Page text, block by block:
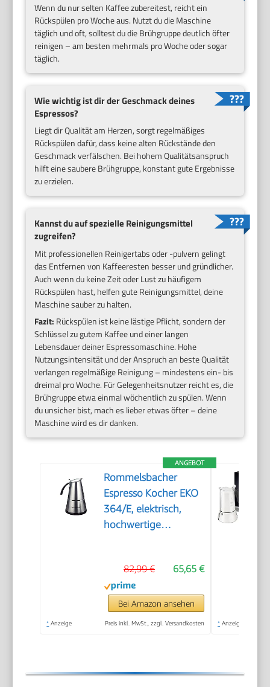
Wenn du nur selten Kaffee zubereitest, reicht ein
Rückspülen pro Woche aus. Nutzt du die Maschine
täglich und oft, solltest du die Brühgruppe deutlich öfter
reinigen – am besten mehrmals pro Woche oder sogar
täglich.
Wie wichtig ist dir der Geschmack deines
Espressos?
Liegt dir Qualität am Herzen, sorgt regelmäßiges
Rückspülen dafür, dass keine alten Rückstände den
Geschmack verfälschen. Bei hohem Qualitätsanspruch
hilft eine saubere Brühgruppe, konstant gute Ergebnisse
zu erzielen.
Kannst du auf spezielle Reinigungsmittel
zugreifen?
Mit professionellen Reinigertabs oder -pulvern gelingt
das Entfernen von Kaffeeresten besser und gründlicher.
Auch wenn du keine Zeit oder Lust zu häufigem
Rückspülen hast, helfen gute Reinigungsmittel, deine
Maschine sauber zu halten.
Fazit: Rückspülen ist keine lästige Pflicht, sondern der
Schlüssel zu gutem Kaffee und einer langen
Lebensdauer deiner Espressomaschine. Hohe
Nutzungsintensität und der Anspruch an beste Qualität
verlangen regelmäßige Reinigung – mindestens ein- bis
dreimal pro Woche. Für Gelegenheitsnutzer reicht es, die
Brühgruppe etwa einmal wöchentlich zu spülen. Wenn
du unsicher bist, mach es lieber etwas öfter – deine
Maschine wird es dir danken.
ANGEBOT
Rommelsbacher
Espresso Kocher EKO
364/E, elektrisch,
hochwertige
oder 4 Tassen,
verdecktes
Heizelement, 360°
Zentralsockel,
65,65 €
82,99 €
Bei Amazon ansehen
* Anzeige Preis inkl. MwSt., zzgl. Versandkosten * Anzeige